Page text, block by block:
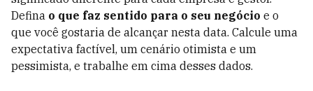
Defina o que faz sentido para o seu negócio e o
que você gostaria de alcançar nesta data. Calcule uma
expectativa factível, um cenário otimista e um
pessimista, e trabalhe em cima desses dados.